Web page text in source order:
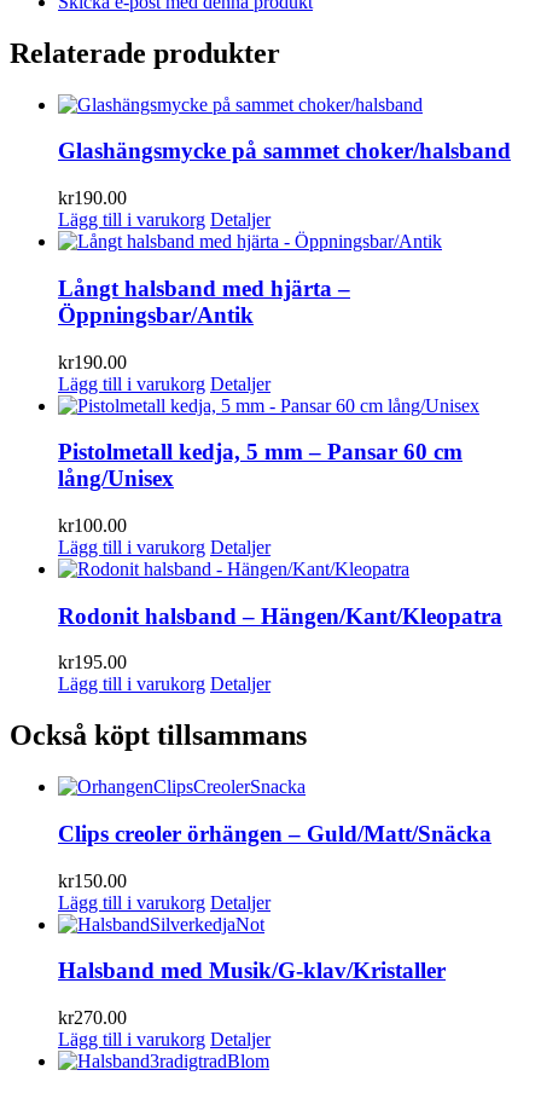
Relaterade produkter
Glashängsmycke på sammet choker/halsband
kr190.00
Lägg till i varukorg Detaljer
Långt halsband med hjärta –
Öppningsbar/Antik
kr190.00
Lägg till i varukorg Detaljer
Pistolmetall kedja, 5 mm – Pansar 60 cm
lång/Unisex
kr100.00
Lägg till i varukorg Detaljer
Rodonit halsband – Hängen/Kant/Kleopatra
kr195.00
Lägg till i varukorg Detaljer
Också köpt tillsammans
Clips creoler örhängen – Guld/Matt/Snäcka
kr150.00
Lägg till i varukorg Detaljer
Halsband med Musik/G-klav/Kristaller
kr270.00
Lägg till i varukorg Detaljer